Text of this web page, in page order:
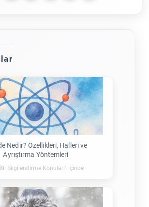
Nedir? Özellikleri, Halleri ve
Ayrıştırma Yöntemleri
Bilgilendirme Konuları" içinde